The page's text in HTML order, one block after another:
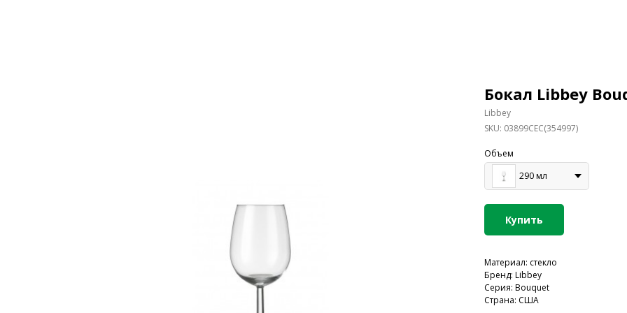
Бокал Libbey
Libbey
SKU: 03899CEC(354997)
Объем
290 мл
Купить
Материал: стекло
Бренд: Libbey
Серия: Bouquet
Страна: США